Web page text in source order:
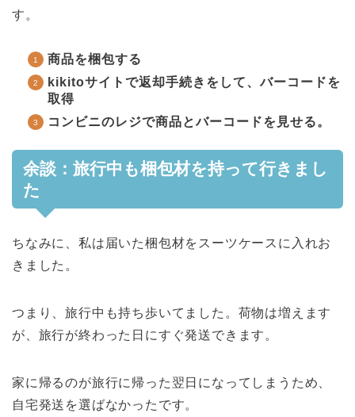
す。
商品を梱包する
kikitoサイトで返却手続きをして、バーコードを
取得
コンビニのレジで商品とバーコードを見せる。
余談：旅行中も梱包材を持って行きまし
た
ちなみに、私は届いた梱包材をスーツケースに入れお
きました。
つまり、旅行中も持ち歩いてました。荷物は増えます
が、旅行が終わった日にすぐ発送できます。
家に帰るのが旅行に帰った翌日になってしまうため、
自宅発送を選ばなかったです。